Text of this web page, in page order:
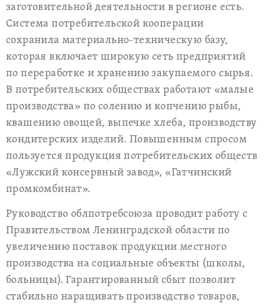
заготовительной деятельности в регионе есть.
Система потребительской кооперации
сохранила материально-техническую базу,
которая включает широкую сеть предприятий
по переработке и хранению закупаемого сырья.
В потребительских обществах работают «малые
производства» по солению и копчению рыбы,
квашению овощей, выпечке хлеба, производству
кондитерских изделий. Повышенным спросом
пользуется продукция потребительских обществ
«Лужский консервный завод», «Гатчинский
промкомбинат».
Руководство облпотребсоюза проводит работу с
Правительством Ленинградской области по
увеличению поставок продукции местного
производства на социальные объекты (школы,
больницы). Гарантированный сбыт позволит
стабильно наращивать производство товаров,